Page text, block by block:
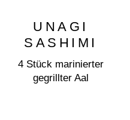
UNAGI
SASHIMI
4 Stück marinierter
gegrillter Aal